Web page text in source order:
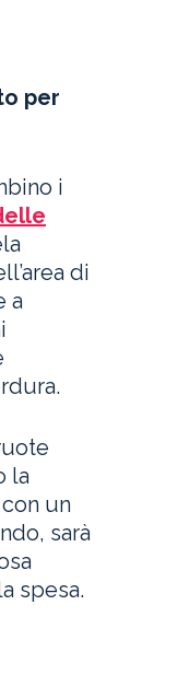
per
i
di
a
la
un
sarà
spesa.